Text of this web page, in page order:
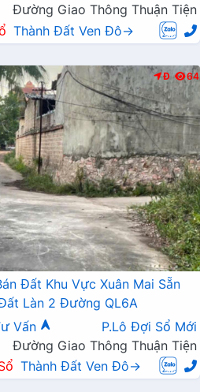
Đường Giao Thông Thuận Tiện
Thành Đất Ven Đô→
Đ 64
Đất Khu Vực Xuân Mai Sẵn
Làn 2 Đường QL6A
Vấn
P.Lô Đợi Sổ Mới
Đường Giao Thông Thuận Tiện
Thành Đất Ven Đô→